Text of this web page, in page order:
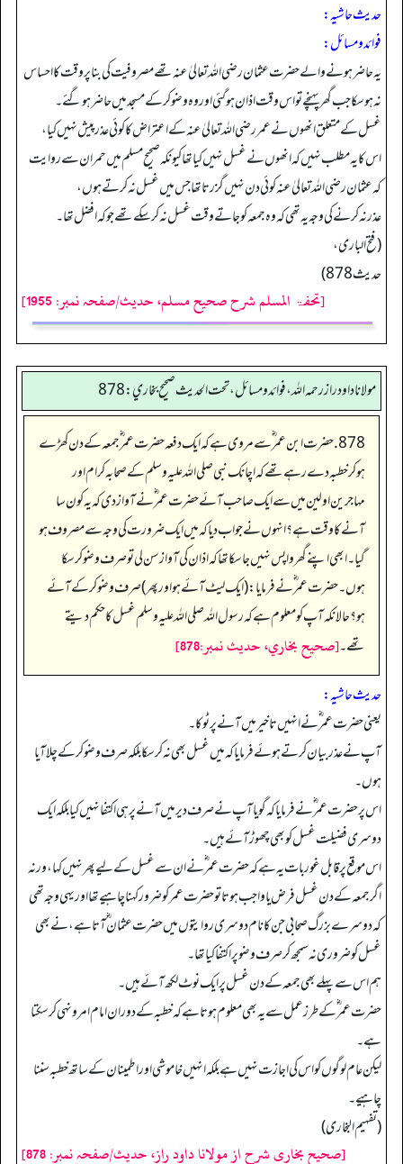
حدیث حاشیہ:
فوائد ومسائل:
یہ حاضر ہونے والے حضرت عثمان رضی اللہ تعالیٰ عنہ تھے مصروفیت کی بنا پر وقت کا احساس
نہ ہو سکا جب گھر پہنچے تو اس وقت اذان ہوگئی اور وہ وضو کر کے مسجد میں حاضر ہو گئے۔
غسل کے متعلق انھوں نے عمر رضی اللہ تعالیٰ عنہ کے اعتراض کا کوئی عذر پیش نہیں کیا،
اس کا یہ مطلب نہیں کہ انھوں نے غسل نہیں کیا تھا کیونکہ صحیح مسلم میں حمران سے روایت
کہ عثمان رضی اللہ تعالیٰ عنہ کوئی دن نہیں گزرتا تھا جس میں غسل نہ کرتے ہوں،
عذر نہ کرنے کی وجہ یہ تھی کہ وہ جمعہ کو جاتے وقت غسل نہ کر سکے تھے جو کہ افضل تھا۔
(فتح الباری،
حدیث 878)
[تحفۃ المسلم شرح صحیح مسلم، حدیث/صفحہ نمبر: 1955]
مولانا داود راز رحمه الله، فوائد و مسائل، تحت الحديث صحيح بخاري: 878
878. حضرت ابن عمر ؓ سے مروی ہے کہ ایک دفعہ حضرت عمر ؓ جمعہ کے دن کھڑے
ہو کر خطبہ دے رہے تھے کہ اچانک نبی صلی اللہ علیہ وسلم کے صحابہ کرام اور
مہاجرین اولین میں سے ایک صاحب آئے حضرت عمر ؓ نے آواز دی کہ یہ کون سا
آنے کا وقت ہے؟ انہوں نے جواب دیا کہ میں ایک ضرورت کی وجہ سے مصروف ہو
گیا۔ ابھی اپنے گھر واپس نہیں جا سکا تھا کہ اذان کی آواز سن لی تو صرف وضو کر سکا
ہوں۔ حضرت عمر ؓ نے فرمایا: (ایک لیٹ آئے ہو اور پھر) صرف وضو کر کے آئے
ہو؟ حالانکہ آپ کو معلوم ہے کہ رسول اللہ صلی اللہ علیہ وسلم غسل کا حکم دیتے
تھے۔[صحيح بخاري، حديث نمبر:878]
حدیث حاشیہ:
یعنی حضرت عمر ؓ نے انہیں تاخیرمیں آنے پر ٹوکا۔
آپ نے عذر بیان کرتے ہوئے فرمایا کہ میں غسل بھی نہ کر سکا بلکہ صرف وضوکر کے چلا آیا
ہوں۔
اس پر حضرت عمر ؓ نے فرمایا کہ گویا آپ نے صرف دیر میں آنے پر ہی اکتفا نہیں کیا بلکہ ایک
دوسری فضیلت غسل کو بھی چھوڑ آئے ہیں۔
اس موقع پر قابل غور بات یہ ہے کہ حضرت عمر ؓ نے ان سے غسل کے لیے پھر نہیں کہا، ورنہ
اگر جمعہ کے دن غسل فرض یا واجب ہوتا تو حضرت عمر کو ضرور کہنا چاہیے تھااور یہی وجہ تھی
کہ دوسرے بزرگ صحابی جن کا نام دوسری روایتوں میں حضرت عثمان ؓ آتا ہے، نے بھی
غسل کو ضروری نہ سمجھ کر صرف وضو پر اکتفا کیا تھا۔
ہم اس سے پہلے بھی جمعہ کے دن غسل پر ایک نوٹ لکھ آئے ہیں۔
حضرت عمر ؓ کے طرز عمل سے یہ بھی معلوم ہوتا ہے کہ خطبہ کے دوران امام امر ونہی کر سکتا
ہے۔
لیکن عام لوگوں کو اس کی اجازت نہیں ہے بلکہ انہیں خاموشی اور اطمینان کے ساتھ خطبہ سننا
چاہیے۔
(تفہیم البخاری)
[صحیح بخاری شرح از مولانا داود راز، حدیث/صفحہ نمبر: 878]